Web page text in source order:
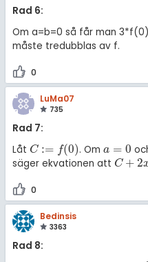
Rad 6:
Om a=b=0 så får man
måste tredubblas av f.
0
LuMa07
735
Rad 7:
Låt C := f(0)
C: =f( 0) . Oma = 0
a =0
säger ekvationen att C + 2
C+2x=f
0
Bedinsis
3363
Rad 8: